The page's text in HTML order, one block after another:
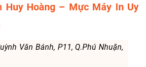
Huy Hoàng – Mực Máy In Uy
Văn Bánh, P11, Q.Phú Nhuận,